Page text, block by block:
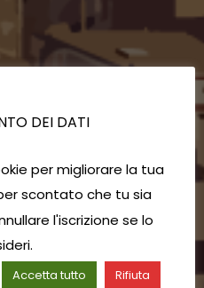
DEI DATI
per migliorare la tua
scontato che tu sia
l'iscrizione se lo
Accetta tutto
Rifiuta